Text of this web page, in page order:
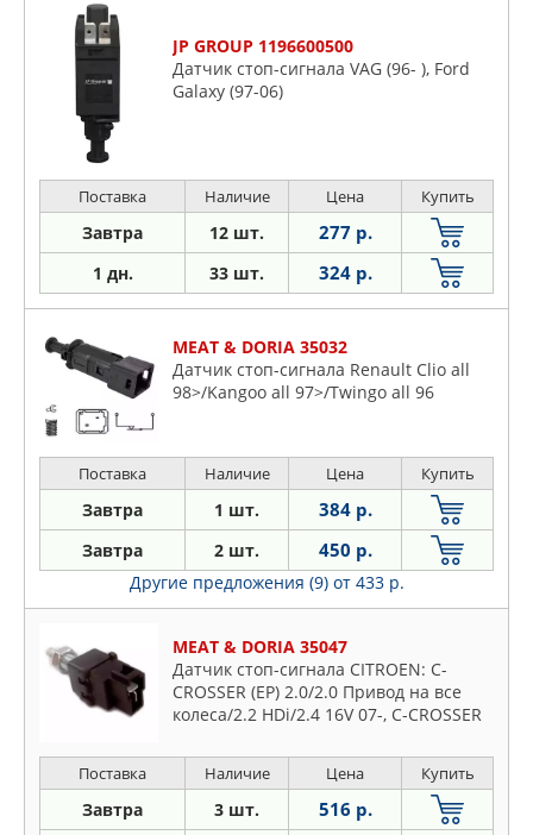
JP GROUP 1196600500
Датчик стоп-сигнала VAG (96- ), Ford
Galaxy (97-06)
Поставка Наличие Цена Купить
Завтра 12 шт. 277 р.
1 дн. 33 шт. 324 р.
MEAT & DORIA 35032
Датчик стоп-сигнала Renault Clio all
98>/Kangoo all 97>/Twingo all 96
Поставка Наличие Цена Купить
Завтра 1 шт. 384 р.
Завтра 2 шт. 450 р.
Другие предложения (9) от 433 р.
MEAT & DORIA 35047
Датчик стоп-сигнала CITROEN: C-
CROSSER (EP) 2.0/2.0 Привод на все
колеса/2.2 HDi/2.4 16V 07-, C-CROSSER
AIRCROSS 1.6/1.6 HDi 115/1.6 H
Поставка Наличие Цена Купить
Завтра 3 шт. 516 р.